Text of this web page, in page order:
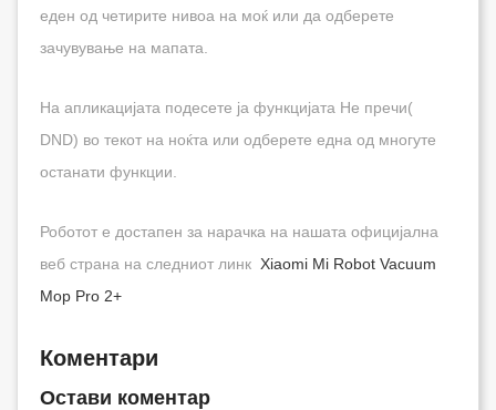
еден од четирите нивоа на моќ или да одберете
зачувување на мапата.
На апликацијата подесете ја функцијата Не пречи(
DND) во текот на ноќта или одберете една од многуте
останати функции.
Роботот е достапен за нарачка на нашата официјална
веб страна на следниот линк Xiaomi Mi Robot Vacuum
Mop Pro 2+
Коментари
Остави коментар